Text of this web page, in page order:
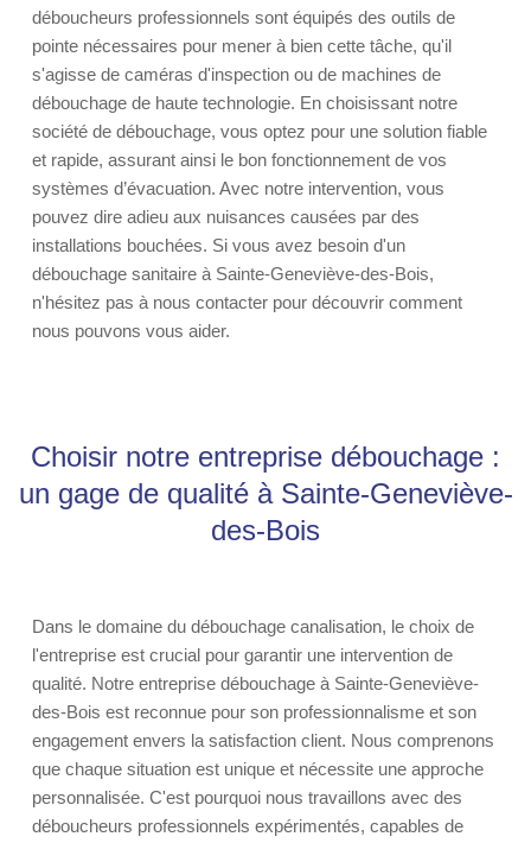
déboucheurs professionnels sont équipés des outils de
pointe nécessaires pour mener à bien cette tâche, qu'il
s'agisse de caméras d'inspection ou de machines de
débouchage de haute technologie. En choisissant notre
société de débouchage, vous optez pour une solution fiable
et rapide, assurant ainsi le bon fonctionnement de vos
systèmes d’évacuation. Avec notre intervention, vous
pouvez dire adieu aux nuisances causées par des
installations bouchées. Si vous avez besoin d'un
débouchage sanitaire à Sainte-Geneviève-des-Bois,
n'hésitez pas à nous contacter pour découvrir comment
nous pouvons vous aider.
Choisir notre entreprise débouchage :
un gage de qualité à Sainte-Geneviève-
des-Bois
Dans le domaine du débouchage canalisation, le choix de
l'entreprise est crucial pour garantir une intervention de
qualité. Notre entreprise débouchage à Sainte-Geneviève-
des-Bois est reconnue pour son professionnalisme et son
engagement envers la satisfaction client. Nous comprenons
que chaque situation est unique et nécessite une approche
personnalisée. C'est pourquoi nous travaillons avec des
déboucheurs professionnels expérimentés, capables de